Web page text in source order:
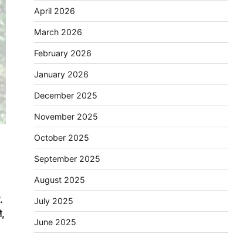
April 2026
March 2026
February 2026
January 2026
December 2025
November 2025
October 2025
September 2025
August 2025
July 2025
June 2025